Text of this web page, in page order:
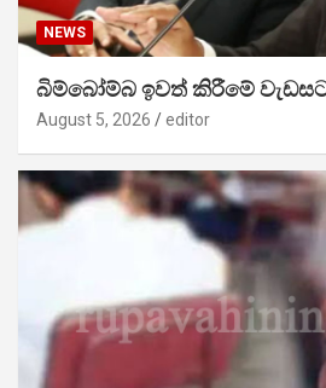
NEWS
බිම්බෝම්බ ඉවත් කිරීමේ
August 5, 2026 editor